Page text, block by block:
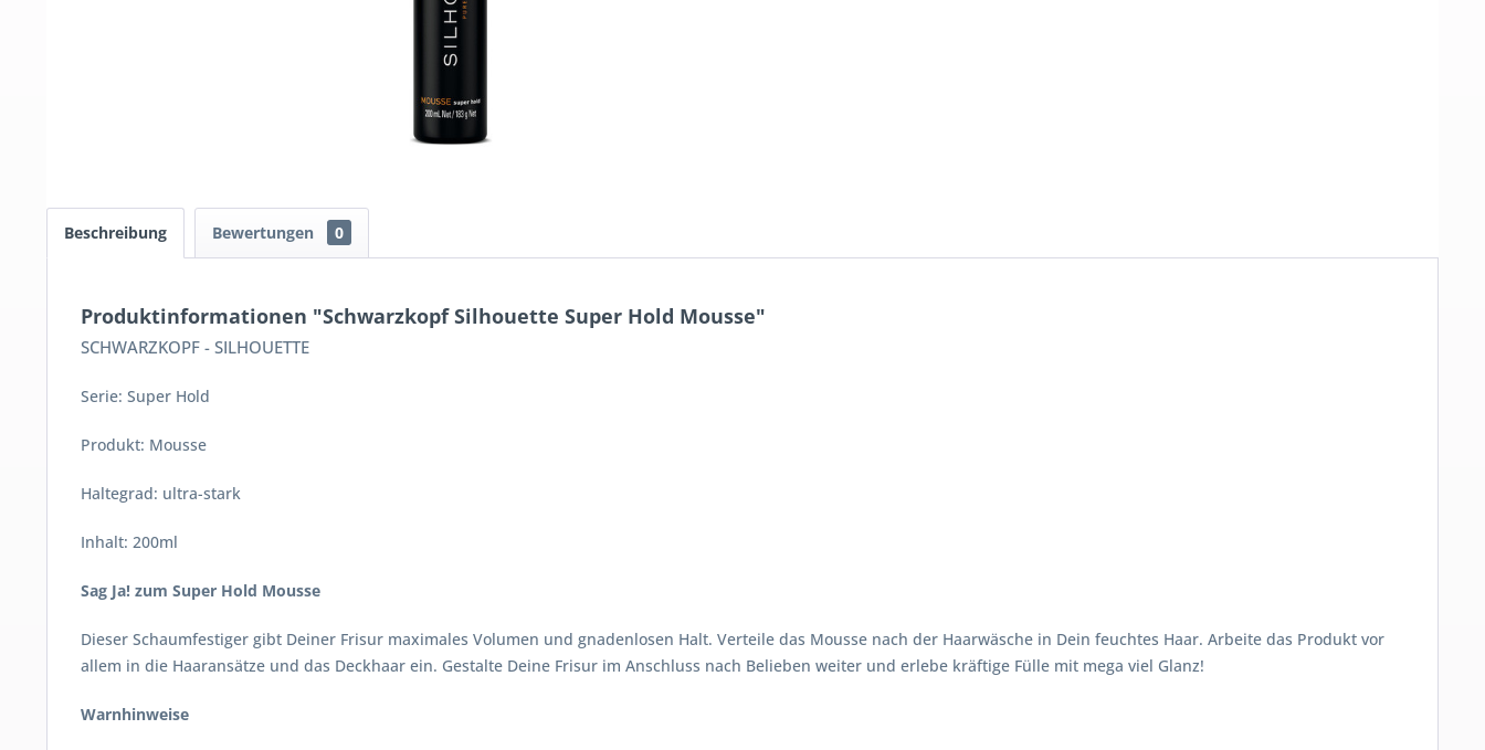
Beschreibung Bewertungen 0
Produktinformationen "Schwarzkopf Silhouette Super Hold Mousse"
SCHWARZKOPF - SILHOUETTE
Serie: Super Hold
Produkt: Mousse
Haltegrad: ultra-stark
Inhalt: 200ml
Sag Ja! zum Super Hold Mousse
Dieser Schaumfestiger gibt Deiner Frisur maximales Volumen und gnadenlosen Halt. Verteile das Mousse nach der Haarwäsche in Dein feuchtes Haar. Arbeite das Produkt vor
allem in die Haaransätze und das Deckhaar ein. Gestalte Deine Frisur im Anschluss nach Belieben weiter und erlebe kräftige Fülle mit mega viel Glanz!
Warnhinweise